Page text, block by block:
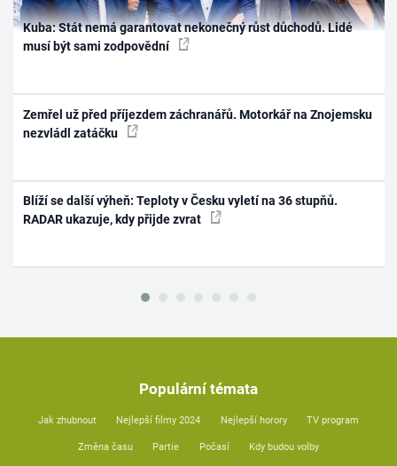
Kuba: Stát nemá garantovat nekonečný růst důchodů. Lidé
musí být sami zodpovědní
Zemřel už před příjezdem záchranářů. Motorkář na Znojemsku
nezvládl zatáčku
Blíží se další výheň: Teploty v Česku vyletí na 36 stupňů.
RADAR ukazuje, kdy přijde zvrat
Populární témata
Jak zhubnout Nejlepší filmy 2024 Nejlepší horory TV program
Změna času Partie Počasí Kdy budou volby